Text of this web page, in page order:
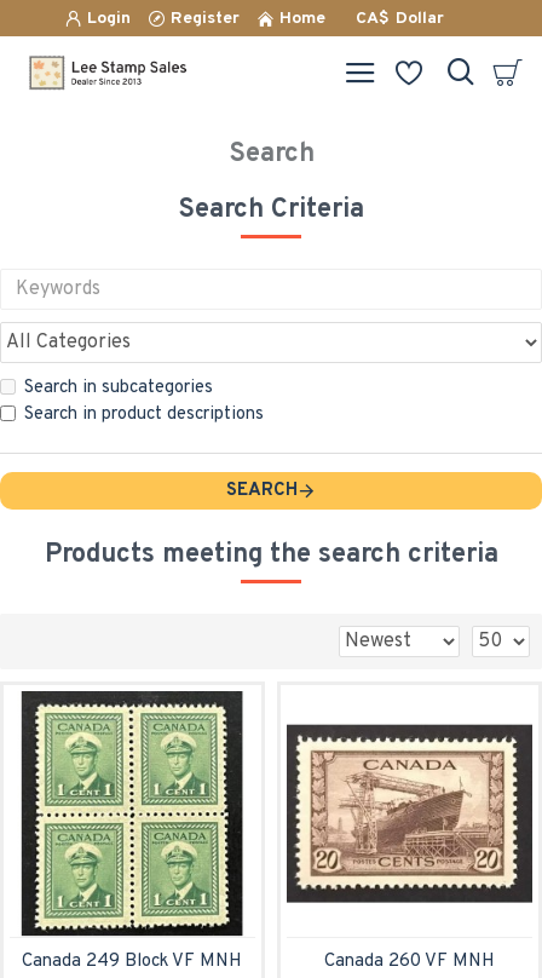
Login Register Home CA$ Dollar
Search
Search Criteria
Search in subcategories
Search in product descriptions
SEARCH
Products meeting the search criteria
Canada 249 Block VF MNH Canada 260 VF MNH